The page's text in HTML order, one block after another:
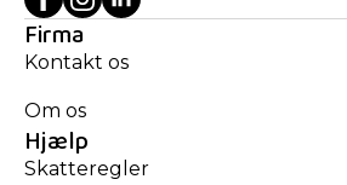
Firma
Kontakt os
Om os
Hjælp
Skatteregler